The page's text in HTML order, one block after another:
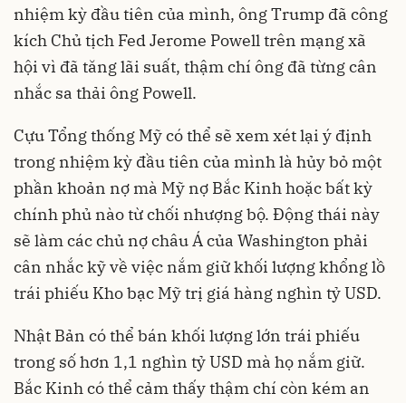
nhiệm kỳ đầu tiên của mình, ông Trump đã công
kích Chủ tịch Fed Jerome Powell trên mạng xã
hội vì đã tăng lãi suất, thậm chí ông đã từng cân
nhắc sa thải ông Powell.
Cựu Tổng thống Mỹ có thể sẽ xem xét lại ý định
trong nhiệm kỳ đầu tiên của mình là hủy bỏ một
phần khoản nợ mà Mỹ nợ Bắc Kinh hoặc bất kỳ
chính phủ nào từ chối nhượng bộ. Động thái này
sẽ làm các chủ nợ châu Á của Washington phải
cân nhắc kỹ về việc nắm giữ khối lượng khổng lồ
trái phiếu Kho bạc Mỹ trị giá hàng nghìn tỷ USD.
Nhật Bản có thể bán khối lượng lớn trái phiếu
trong số hơn 1,1 nghìn tỷ USD mà họ nắm giữ.
Bắc Kinh có thể cảm thấy thậm chí còn kém an